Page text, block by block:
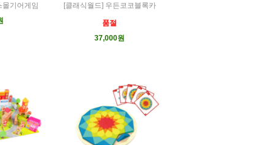
몰기어게임
[클래식월드] 우든코코블록카
품절
37,000원